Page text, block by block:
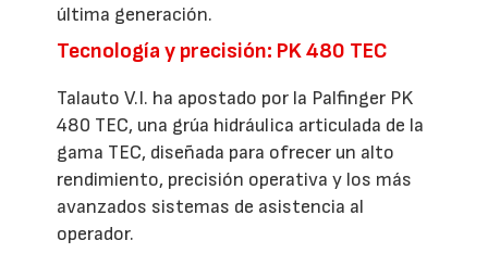
última generación.
Tecnología y precisión: PK 480 TEC
Talauto V.I. ha apostado por la Palfinger PK
480 TEC, una grúa hidráulica articulada de la
gama TEC, diseñada para ofrecer un alto
rendimiento, precisión operativa y los más
avanzados sistemas de asistencia al
operador.